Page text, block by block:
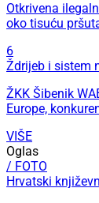
Otkrivena
oko tisuću
6
Ždrijeb i sistem
ŽKK Šibenik
Europe,
VIŠE
Oglas
/ FOTO
Hrvatski